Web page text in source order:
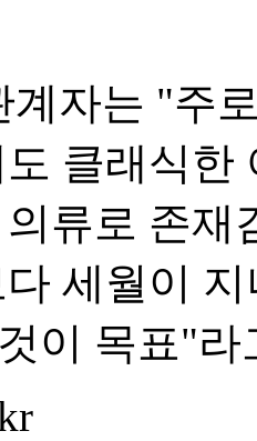
계자는 "주
클래식한
류로 존
세월이
이 목표"라